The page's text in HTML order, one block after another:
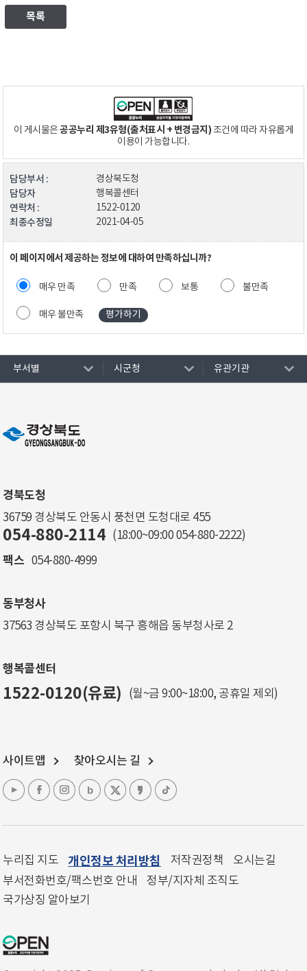
목록
이 게시물은공공누리 제3유형(출처표시 + 변경금지)조건에 따라 자유롭게
이용이 가능합니다.
담당부서 : 경상북도청
담당자 행복콜센터
연락처 : 1522-0120
최종수정일 2021-04-05
이 페이지에서 제공하는 정보에 대하여 만족하십니까?
매우 만족 만족 보통 불만족
매우 불만족
부서별 시군청 유관기관
경북도청
36759 경상북도 안동시 풍천면 도청대로 455
054-880-2114 (18:00~09:00 054-880-2222)
팩스 054-880-4999
동부청사
37563 경상북도 포항시 북구 흥해읍 동부청사로 2
행복콜센터
1522-0120(유료) (월~금 9:00~18:00, 공휴일 제외)
사이트맵 찾아오시는 길
누리집 지도 개인정보 처리방침 저작권정책
오시는길
부서전화번호/팩스번호 안내
정부/지자체 조직도
국가상징 알아보기